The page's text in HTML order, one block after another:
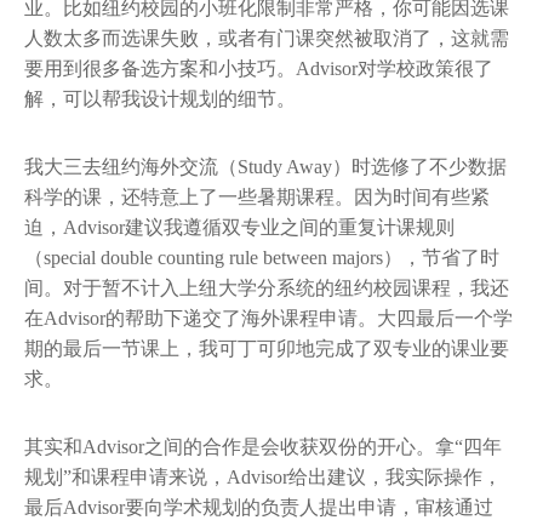
业。比如纽约校园的小班化限制非常严格，你可能因选课
人数太多而选课失败，或者有门课突然被取消了，这就需
要用到很多备选方案和小技巧。Advisor对学校政策很了
解，可以帮我设计规划的细节。
我大三去纽约海外交流（Study Away）时选修了不少数据
科学的课，还特意上了一些暑期课程。因为时间有些紧
迫，Advisor建议我遵循双专业之间的重复计课规则
（special double counting rule between majors），节省了时
间。对于暂不计入上纽大学分系统的纽约校园课程，我还
在Advisor的帮助下递交了海外课程申请。大四最后一个学
期的最后一节课上，我可丁可卯地完成了双专业的课业要
求。
其实和Advisor之间的合作是会收获双份的开心。拿“四年
规划”和课程申请来说，Advisor给出建议，我实际操作，
最后Advisor要向学术规划的负责人提出申请，审核通过